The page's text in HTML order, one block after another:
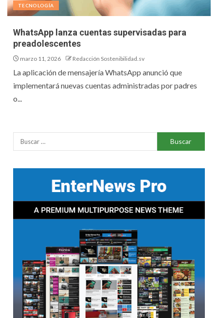
TECNOLOGÍA
WhatsApp lanza cuentas supervisadas para
preadolescentes
marzo 11, 2026 Redacción Sostenibilidad.sv
La aplicación de mensajería WhatsApp anunció que
implementará nuevas cuentas administradas por padres
o...